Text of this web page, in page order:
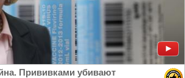
Прививками убивают